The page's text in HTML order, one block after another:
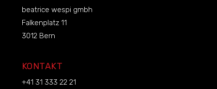
beatrice wespi gmbh
Falkenplatz 11
3012 Bern
KONTAKT
+41 31 333 22 21